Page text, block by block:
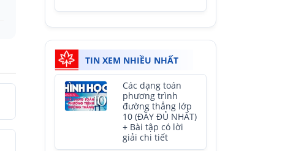
TIN XEM NHIỀU NHẤT
Các dạng toán
phương trình
đường thẳng lớp
10 (ĐẦY ĐỦ NHẤT)
+ Bài tập có lời
giải chi tiết